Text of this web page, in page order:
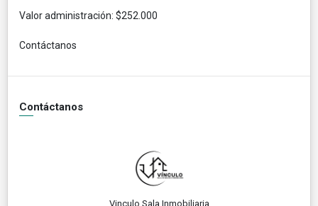
Valor administración: $252.000
Contáctanos
Contáctanos
Vinculo Sala Inmobiliaria